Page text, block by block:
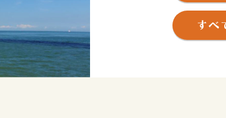
また、淡路島はかつて若
「御食国」と呼ばれてお
な気候は滋味あふれる農
香をはじめ、淡路ビーフ